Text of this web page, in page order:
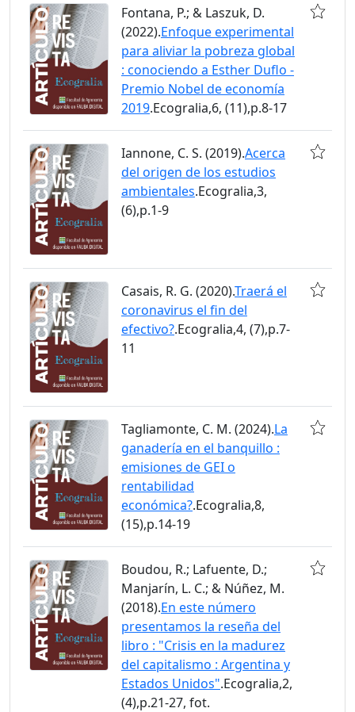
Fontana, P.; & Laszuk, D.
(2022).Enfoque experimental
para aliviar la pobreza global
: conociendo a Esther Duflo -
Premio Nobel de economía
2019.Ecogralia,6, (11),p.8-17
Iannone, C. S. (2019).Acerca
del origen de los estudios
ambientales.Ecogralia,3,
(6),p.1-9
Casais, R. G. (2020).Traerá el
coronavirus el fin del
efectivo?.Ecogralia,4, (7),p.7-
11
Tagliamonte, C. M. (2024).La
ganadería en el banquillo :
emisiones de GEI o
rentabilidad
económica?.Ecogralia,8,
(15),p.14-19
Boudou, R.; Lafuente, D.;
Manjarín, L. C.; & Núñez, M.
(2018).En este número
presentamos la reseña del
libro : "Crisis en la madurez
del capitalismo : Argentina y
Estados Unidos".Ecogralia,2,
(4),p.21-27, fot.